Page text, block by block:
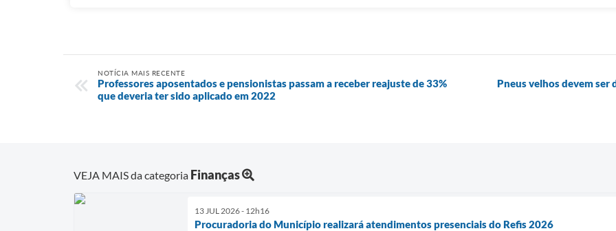
NOTÍCIA MAIS RECENTE
Professores aposentados e pensionistas passam a receber reajuste de 33%
que deveria ter sido aplicado em 2022
Pneus velhos devem ser
VEJA MAIS da categoria Finanças
13 JUL 2026 - 12h16
Procuradoria do Município realizará atendimentos presenciais do Refis 2026